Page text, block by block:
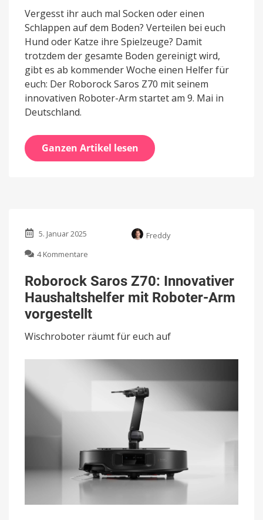
Vergesst ihr auch mal Socken oder einen
Schlappen auf dem Boden? Verteilen bei euch
Hund oder Katze ihre Spielzeuge? Damit
trotzdem der gesamte Boden gereinigt wird,
gibt es ab kommender Woche einen Helfer für
euch: Der Roborock Saros Z70 mit seinem
innovativen Roboter-Arm startet am 9. Mai in
Deutschland.
Ganzen Artikel lesen
5. Januar 2025
Freddy
4 Kommentare
Saros
Z70:
Innovativer
Haushaltshelfer
mit
Roboter-
Arm
Roborock Saros Z70: Innovativer
Haushaltshelfer mit Roboter-Arm
vorgestellt
Wischroboter räumt für euch auf